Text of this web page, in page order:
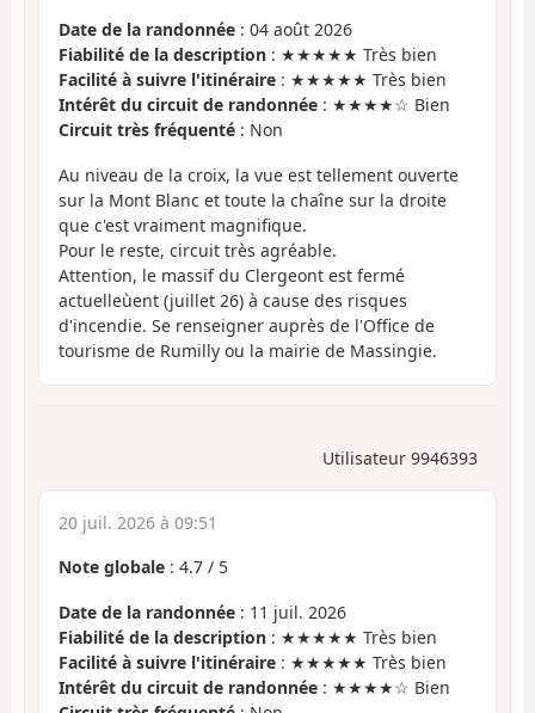
Date de la randonnée : 04 août 2026
Fiabilité de la description : ★★★★★ Très bien
Facilité à suivre l'itinéraire : ★★★★★ Très bien
Intérêt du circuit de randonnée : ★★★★☆ Bien
Circuit très fréquenté : Non
Au niveau de la croix, la vue est tellement ouverte
sur la Mont Blanc et toute la chaîne sur la droite
que c'est vraiment magnifique.
Pour le reste, circuit très agréable.
Attention, le massif du Clergeont est fermé
actuelleùent (juillet 26) à cause des risques
d'incendie. Se renseigner auprès de l'Office de
tourisme de Rumilly ou la mairie de Massingie.
Utilisateur 9946393
20 juil. 2026 à 09:51
Note globale : 4.7 / 5
Date de la randonnée : 11 juil. 2026
Fiabilité de la description : ★★★★★ Très bien
Facilité à suivre l'itinéraire : ★★★★★ Très bien
Intérêt du circuit de randonnée : ★★★★☆ Bien